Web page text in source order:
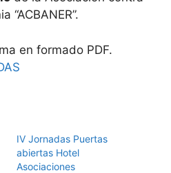
“ACBANER”.
en formado PDF.
IV Jornadas Puertas
abiertas Hotel
Asociaciones